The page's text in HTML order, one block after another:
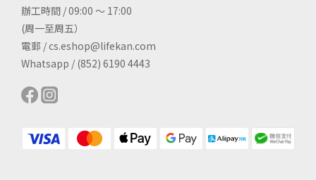
辦工時間 / 09:00 ～ 17:00
(周一至周五）
電郵 / cs.eshop@lifekan.com
Whatsapp / (852) 6190 4443